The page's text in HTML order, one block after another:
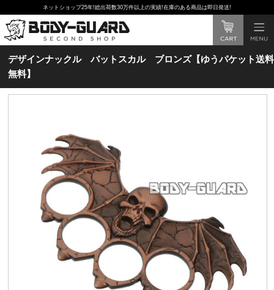
ネットショップ25年!総出荷数30万件以上の実績!在庫のある商品は即日発送!
デザインナックル バットスカル ブロンズ【ゆうパケット送料
無料】